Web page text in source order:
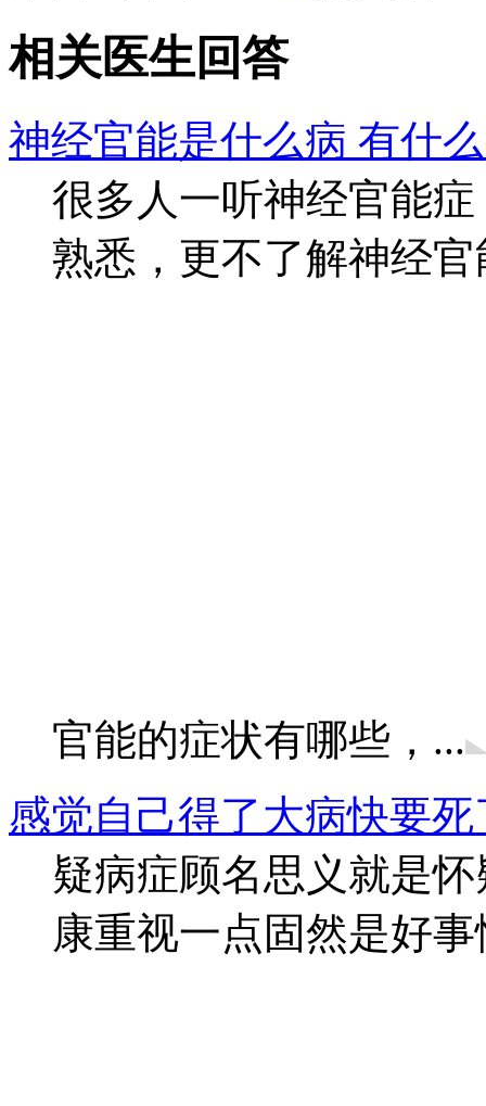
相关医生回答
神经官能是什么病 有什
很多人一听神经官能
熟悉，更不了解神经
官能的症状有哪些，...
感觉自己得了大病快要
疑病症顾名思义就是
康重视一点固然是好